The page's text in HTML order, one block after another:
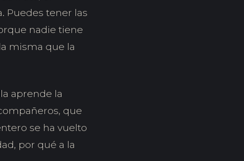
Puedes tener las
nadie tiene
misma que la
aprende la
que
se ha vuelto
por qué a la